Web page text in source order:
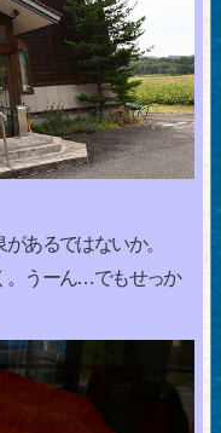
あるではないか。
。うーん…でもせっか